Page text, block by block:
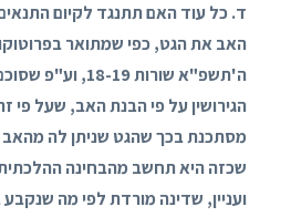
ד. כל עוד האם תתנגד לקיום
האב את הגט, כפי שמתואר
ה'תשפ"א שורות 18-
הגירושין על פי הבנת האב, שעל פי
מסתכנת בכך שהגט שניתן לה מהאב
שכזה היא תחשב מהבחינה
ועניין, שדינה מורדת לפי מה